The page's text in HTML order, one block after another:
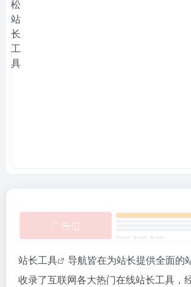
站长工具
导航皆在为站长提供全面的
收录了互联网各大热门在线站长工具，